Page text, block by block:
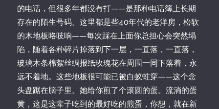
的电话，但很多年都没有打——是那种电话簿上长期
存在的陌生号码。这里都是些40年代的老洋房，松软
的木地板咯吱响——每次踩在上面你总担心会突然塌
陷，随着各种碎片掉落到下一层，一直落，一直落，
玻璃木条棉絮丝绸报纸玫瑰花在周围一同下落着，永
远不着地。这些地板很可能已被白蚁蛀穿——这个念
头盘踞在脑子里。她给你煎了个滚圆的蛋。流淌的蛋
黄，这是这辈子吃到的最好吃的煎蛋，你想，就在新